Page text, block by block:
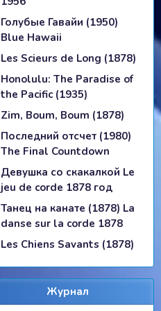
Голубые Гавайи (1950)
Blue Hawaii
Les Scieurs de Long (1878)
Honolulu: The Paradise of
the Pacific (1935)
Zim, Boum, Boum (1878)
Последний отсчет (1980)
The Final Countdown
Девушка со скакалкой Le
jeu de corde 1878 год
Танец на канате (1878) La
danse sur la corde 1878
Les Chiens Savants (1878)
Журнал